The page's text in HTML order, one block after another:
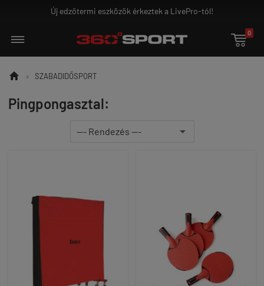
Új edzőtermi eszközök érkeztek a LivePro-tól!

0
 » SZABADIDŐSPORT
Pingpongasztal: